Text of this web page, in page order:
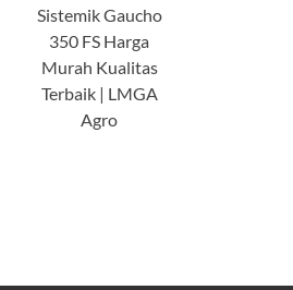
Sistemik Gaucho
350 FS Harga
Murah Kualitas
Terbaik | LMGA
Agro